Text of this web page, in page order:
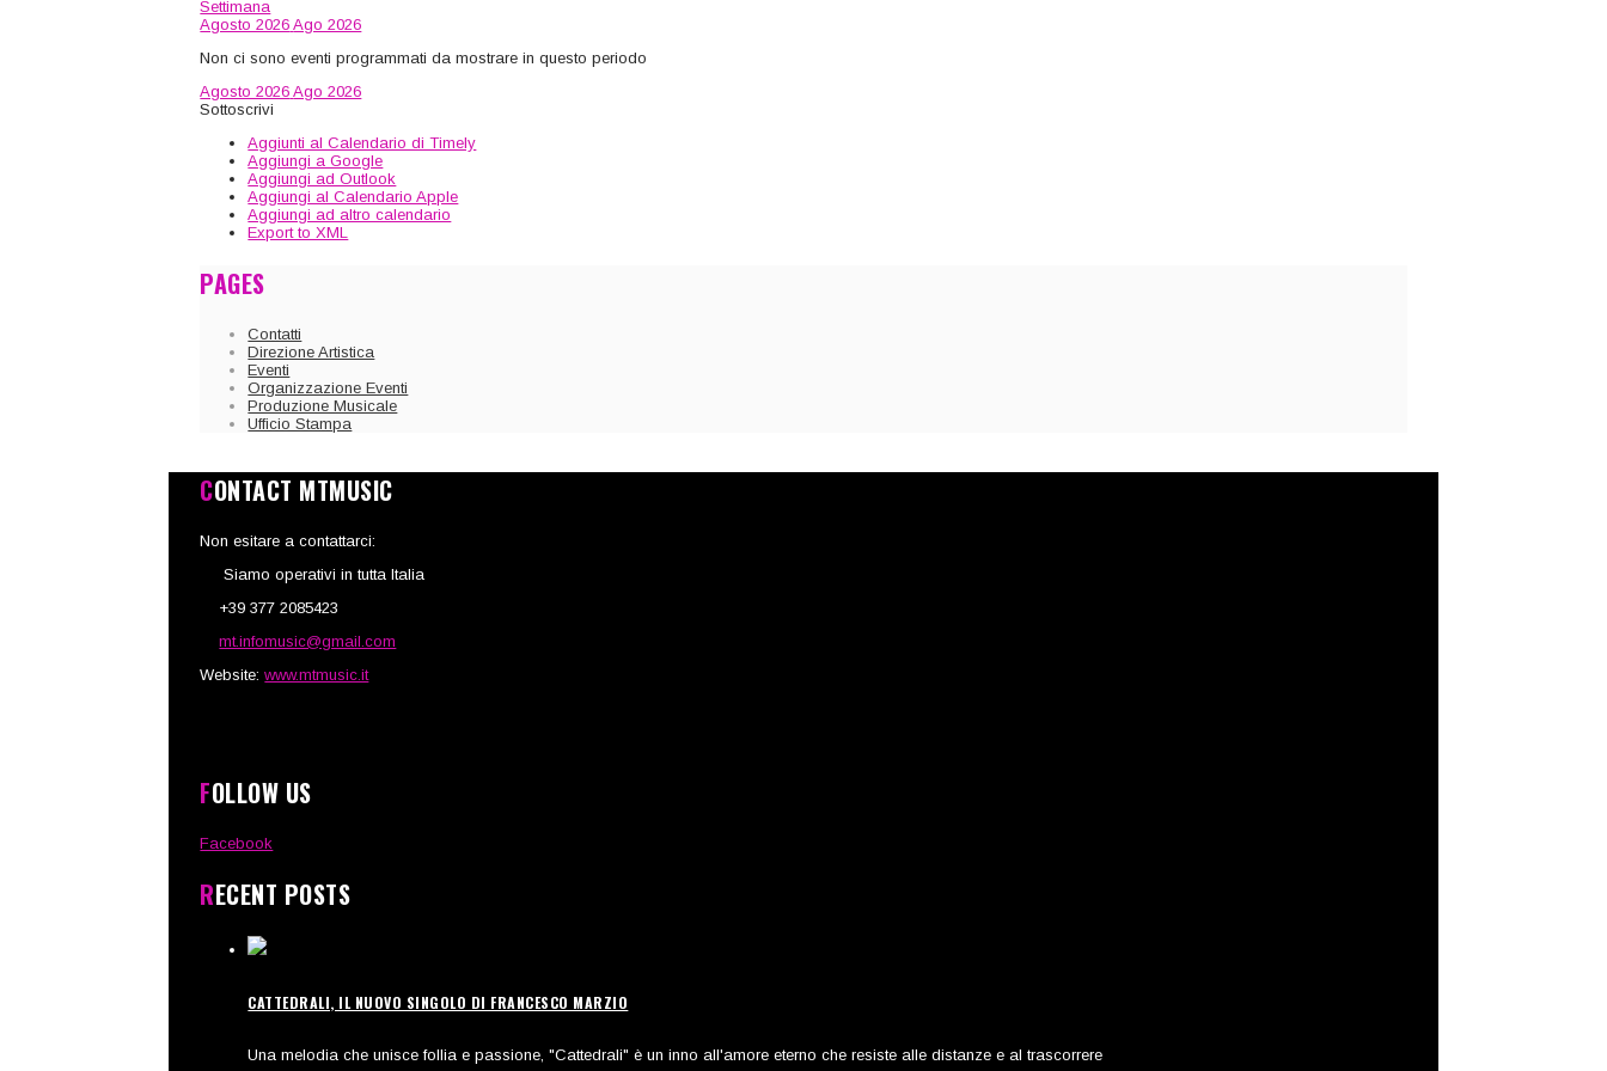
Settimana
Agosto 2026 Ago 2026
Non ci sono eventi programmati da mostrare in questo periodo
Agosto 2026 Ago 2026
Sottoscrivi
Aggiunti al Calendario di Timely
Aggiungi a Google
Aggiungi ad Outlook
Aggiungi al Calendario Apple
Aggiungi ad altro calendario
Export to XML
PAGES
Contatti
Direzione Artistica
Eventi
Organizzazione Eventi
Produzione Musicale
Ufficio Stampa
CONTACT MTMUSIC
Non esitare a contattarci:
Siamo operativi in tutta Italia
+39 377 2085423
mt.infomusic@gmail.com
Website:www.mtmusic.it
FOLLOW US
Facebook
RECENT POSTS
CATTEDRALI, IL NUOVO SINGOLO DI FRANCESCO MARZIO
Una melodia che unisce follia e passione, "Cattedrali" è un inno all'amore eterno che resiste alle distanze e al trascorrere